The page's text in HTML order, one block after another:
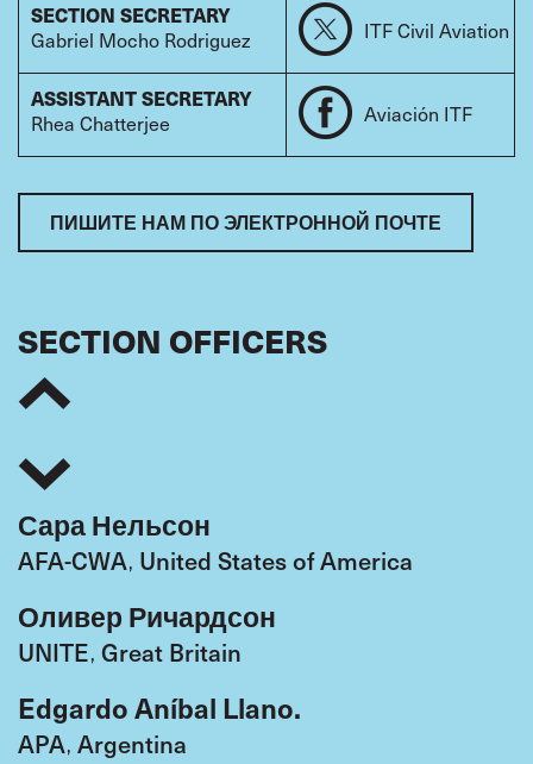
SECTION SECRETARY
Gabriel Mocho Rodriguez ITF Civil Aviation
ASSISTANT SECRETARY
Rhea Chatterjee Aviación ITF
ПИШИТЕ НАМ ПО ЭЛЕКТРОННОЙ ПОЧТЕ
SECTION OFFICERS
Сара Нельсон
AFA-CWA, United States of America
Оливер Ричардсон
UNITE, Great Britain
Edgardo Aníbal Llano.
APA, Argentina